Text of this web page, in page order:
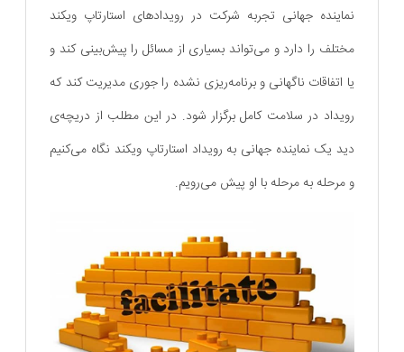
نماینده جهانی تجربه شرکت در رویدادهای استارتاپ ویکند
مختلف را دارد و می‌تواند بسیاری از مسائل را پیش‌بینی کند و
یا اتفاقات ناگهانی و برنامه‌ریزی نشده را جوری مدیریت کند که
رویداد در سلامت کامل برگزار شود. در این مطلب از دریچه‌ی
دید یک نماینده جهانی به رویداد استارتاپ ویکند نگاه می‌کنیم
و مرحله به مرحله با او پیش می‌رویم.